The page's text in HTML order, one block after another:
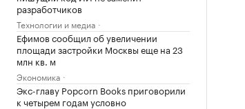
разработчиков
Технологии и медиа
Ефимов сообщил об увеличении
площади застройки Москвы еще на 23
млн кв. м
Экономика
Экс-главу Popcorn Books приговорили
к четырем годам условно